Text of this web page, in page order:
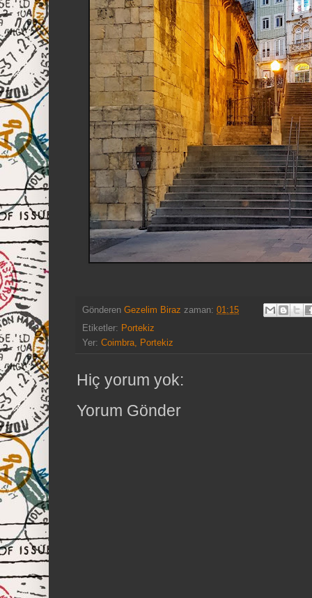
Gönderen Gezelim Biraz zaman: 01:15
Etiketler: Portekiz
Yer: Coimbra, Portekiz
Hiç yorum yok:
Yorum Gönder